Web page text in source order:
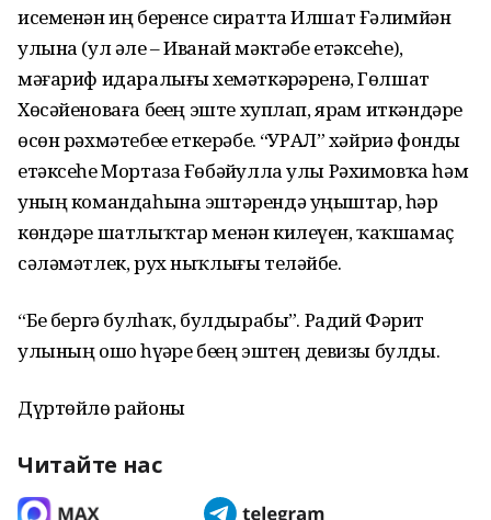
исеменән иң беренсе сиратта Илшат Ғәлимйән
улына (ул әле – Иванай мәктәбе етәксеһе),
мәғариф идаралығы хеҙмәткәрҙәренә, Гөлшат
Хөсәйеноваға беҙҙең эште хуплап, ярҙам иткәндәре
өсөн рәхмәтебеҙҙе еткерәбеҙ. “УРАЛ” хәйриә фонды
етәксеһе Мортаза Ғөбәйҙулла улы Рәхимовҡа һәм
уның командаһына эштәрендә уңыштар, һәр
көндәре шатлыҡтар менән килеүен, ҡаҡшамаҫ
сәләмәтлек, рух ныҡлығы теләйбеҙ.
“Беҙ бергә булһаҡ, булдырабыҙ”. Радий Фәрит
улының ошо һүҙҙәре беҙҙең эштең девизы булды.
Дүртөйлө районы
Читайте нас